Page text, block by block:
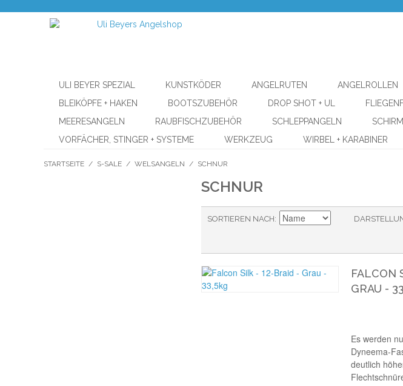
ULI BEYER SPEZIAL KUNSTKÖDER ANGELRUTEN ANGELROLLEN
BLEIKÖPFE + HAKEN
BOOTSZUBEHÖR DROP SHOT + UL
MEERESANGELN
RAUBFISCHZUBEHÖR SCHLEPPANGELN
VORFÄCHER, STINGER + SYSTEME
WERKZEUG WIRBEL + KARABINER
STARTSEITE / S-SALE / WELSANGELN / SCHNUR
SCHNUR
SORTIEREN NACH
FALCON
GRAU -
Es werden
Dyneema-
deutlich